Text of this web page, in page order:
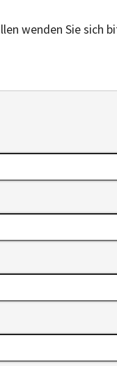
wenden Sie sich